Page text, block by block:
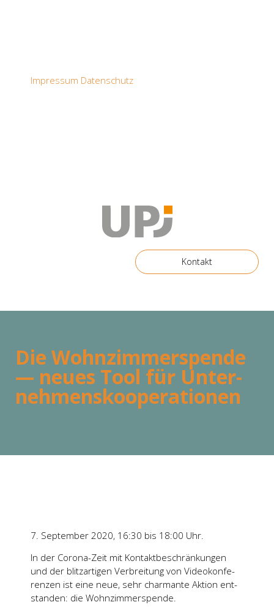
Impressum Datenschutz
Kontakt
Die Wohn­zim­mer­spen­de
— neu­es Tool für Unter­
neh­mens­ko­ope­ra­tio­nen
7. Sep­tem­ber 2020, 16:30 bis 18:00 Uhr.
In der Coro­na-Zeit mit Kon­takt­be­schrän­kun­gen
und der blitz­ar­ti­gen Ver­brei­tung von Video­kon­fe­
ren­zen ist eine neue, sehr char­man­te Akti­on ent­
stan­den: die Wohn­zim­mer­spen­de.